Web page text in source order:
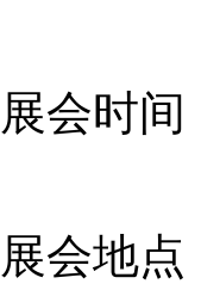
展会时间
展会地